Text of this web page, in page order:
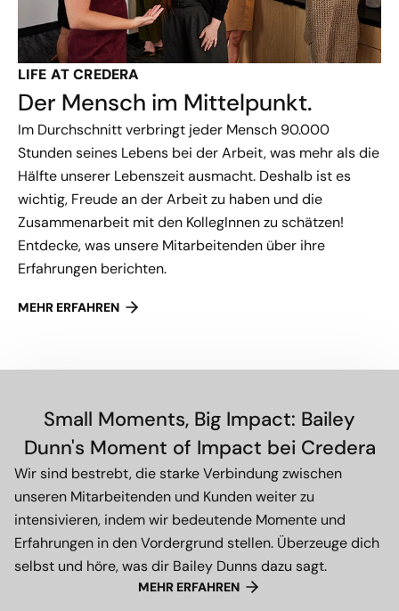
LIFE AT CREDERA
Der Mensch im Mittelpunkt.
Im Durchschnitt verbringt jeder Mensch 90.000
Stunden seines Lebens bei der Arbeit, was mehr als die
Hälfte unserer Lebenszeit ausmacht. Deshalb ist es
wichtig, Freude an der Arbeit zu haben und die
Zusammenarbeit mit den KollegInnen zu schätzen!
Entdecke, was unsere Mitarbeitenden über ihre
Erfahrungen berichten.
MEHR ERFAHREN
Small Moments, Big Impact: Bailey
Dunn's Moment of Impact bei Credera
Wir sind bestrebt, die starke Verbindung zwischen
unseren Mitarbeitenden und Kunden weiter zu
intensivieren, indem wir bedeutende Momente und
Erfahrungen in den Vordergrund stellen. Überzeuge dich
selbst und höre, was dir Bailey Dunns dazu sagt.
MEHR ERFAHREN